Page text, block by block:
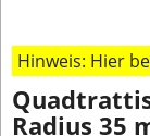
Hinweis: Hier
Radius 35